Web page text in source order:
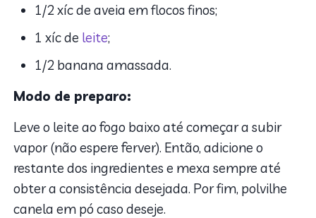
1/2 xíc de aveia em flocos finos;
1 xíc de leite;
1/2 banana amassada.
Modo de preparo:
Leve o leite ao fogo baixo até começar a subir
vapor (não espere ferver). Então, adicione o
restante dos ingredientes e mexa sempre até
obter a consistência desejada. Por fim, polvilhe
canela em pó caso deseje.